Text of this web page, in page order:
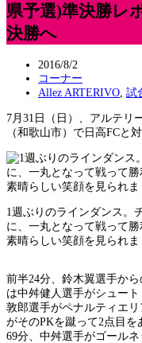
県予選)準決勝レ
決勝へ
2016/8/2
コーナー
Allez ARTERIVO 試
7月31日（日）、アルテリ
（和歌山市）で日高FCと
1週ぶりのラインダンス。
に、一丸となって戦って
素晴らしい笑顔を見られま
前半24分、鈴木翼選手か
は中舛健人選手がシュー
敦郎選手がペナルティエ
がそのPKを蹴って2点目
69分、中舛選手がゴール